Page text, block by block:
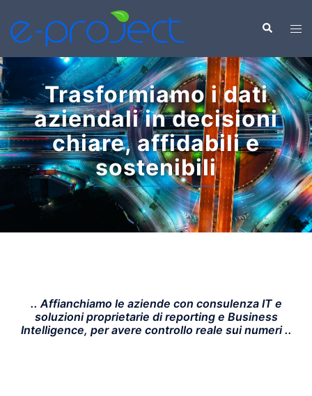
Trasformiamo i dati
aziendali in decisioni
chiare, affidabili e
sostenibili
.. Affianchiamo le aziende con consulenza IT e
soluzioni proprietarie di reporting e Business
Intelligence, per avere controllo reale sui numeri ..